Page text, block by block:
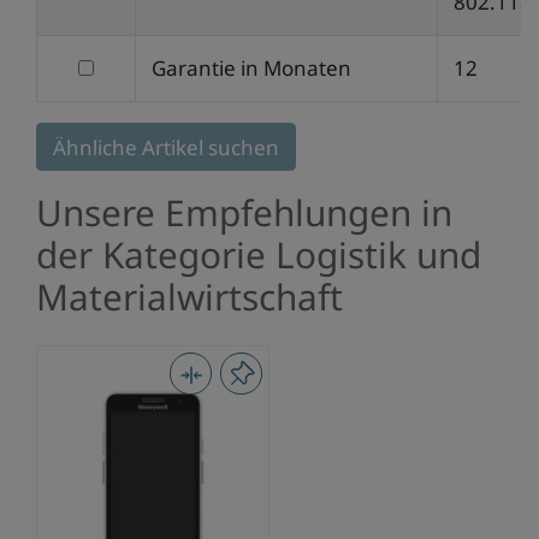
filtern
Garantie
in
Monaten
Garantie in Monaten 12
Ähnliche Artikel suchen
Unsere Empfehlungen in
der Kategorie Logistik und
Materialwirtschaft